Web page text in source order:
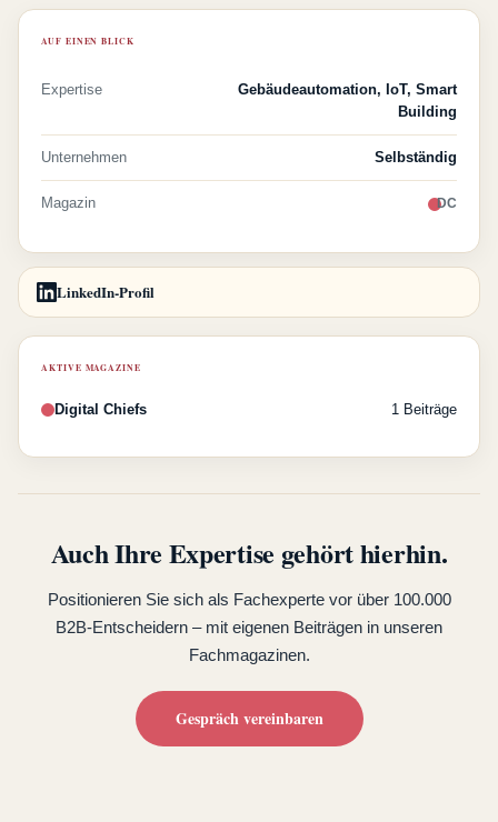
AUF EINEN BLICK
Expertise
Gebäudeautomation, IoT, Smart
Building
Unternehmen Selbständig
Magazin DC
LinkedIn-Profil
AKTIVE MAGAZINE
Digital Chiefs 1 Beiträge
Auch Ihre Expertise gehört hierhin.
Positionieren Sie sich als Fachexperte vor über 100.000
B2B-Entscheidern – mit eigenen Beiträgen in unseren
Fachmagazinen.
Gespräch vereinbaren